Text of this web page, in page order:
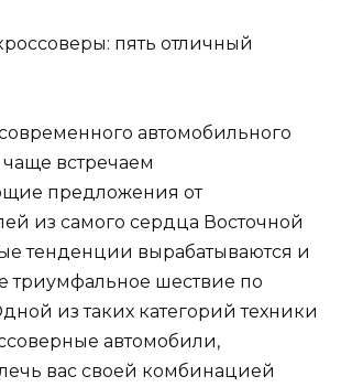
автомобильного
встречаем
предложения от
из самого сердца Восточной
тенденции вырабатываются и
триумфальное шествие по
из таких категорий техники
автомобили,
вас своей комбинацией